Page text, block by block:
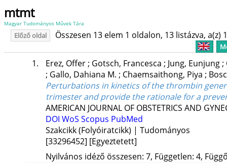
mtmt
Magyar Tudományos Művek Tára
Előző oldal Összesen 13 elem 1 oldalon, 13 listázva, a(z)
1. Erez, Offer; Gotsch, Francesca ; Jung, Eunjung;
; Gallo, Dahiana M. ; Chaemsaithong, Piya ;
Perturbations in kinetics of the thrombin
trimester and provide the rationale for a
AMERICAN JOURNAL OF OBSTETRICS AND
DOI WoS Scopus PubMed
Szakcikk (Folyóiratcikk) | Tudományos
[33296452] [Egyeztetett]
Nyilvános idéző összesen: 7, Független: 4,